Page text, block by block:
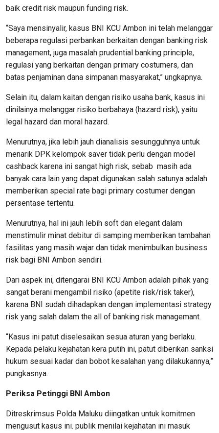
baik credit risk maupun funding risk.
“Saya mensinyalir, kasus BNI KCU Ambon ini telah melanggar
beberapa regulasi perbankan berkaitan dengan banking risk
management, juga masalah prudential banking principle,
regulasi yang berkaitan dengan primary costumers, dan
batas penjaminan dana simpanan masyarakat,” ungkapnya.
Selain itu, dalam kaitan dengan risiko usaha bank, kasus ini
dinilainya melanggar risiko berbahaya (hazard risk), yaitu
legal hazard dan moral hazard.
Menurutnya, jika lebih jauh dianalisis sesungguhnya untuk
menarik DPK kelompok saver tidak perlu dengan model
cashback karena ini sangat high risk, sebab masih ada
banyak cara lain yang dapat digunakan salah satunya adalah
memberikan special rate bagi primary costumer dengan
persentase tertentu.
Menurutnya, hal ini jauh lebih soft dan elegant dalam
menstimulir minat debitur di samping memberikan tambahan
fasilitas yang masih wajar dan tidak menimbulkan business
risk bagi BNI Ambon sendiri.
Dari aspek ini, ditengarai BNI KCU Ambon adalah pihak yang
sangat berani mengambil risiko (apetite risk/risk taker),
karena BNI sudah dihadapkan dengan implementasi strategy
risk yang salah dalam the all of banking risk managemant.
“Kasus ini patut diselesaikan sesua aturan yang berlaku.
Kepada pelaku kejahatan kera putih ini, patut diberikan sanksi
hukum sesuai kadar dan bobot kesalahan yang dilakukannya,”
pungkasnya.
Periksa Petinggi BNI Ambon
Ditreskrimsus Polda Maluku diingatkan untuk komitmen
mengusut kasus ini. publik menilai kejahatan ini masuk